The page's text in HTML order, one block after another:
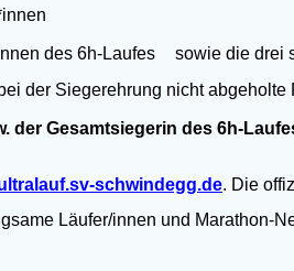
6h-Laufes sowie die drei
der Siegerehrung nicht abgeholte
der Gesamtsiegerin des 6h-
schwindegg.de. Die
Läufer/innen und Marathon-